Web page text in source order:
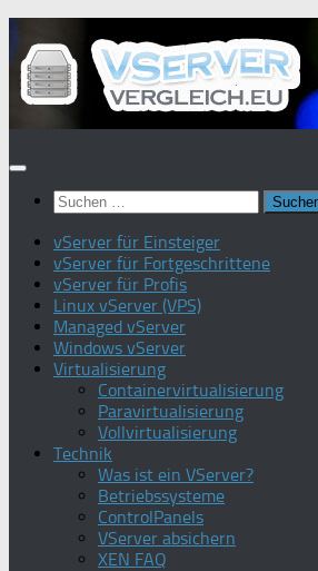
Inhalt
springen
Suchen
nach:
vServer für Einsteiger
vServer für Fortgeschrittene
vServer für Profis
Linux vServer (VPS)
Managed vServer
Windows vServer
Virtualisierung
Containervirtualisierung
Paravirtualisierung
Vollvirtualisierung
Technik
Was ist ein VServer?
Betriebssysteme
ControlPanels
VServer absichern
XEN FAQ